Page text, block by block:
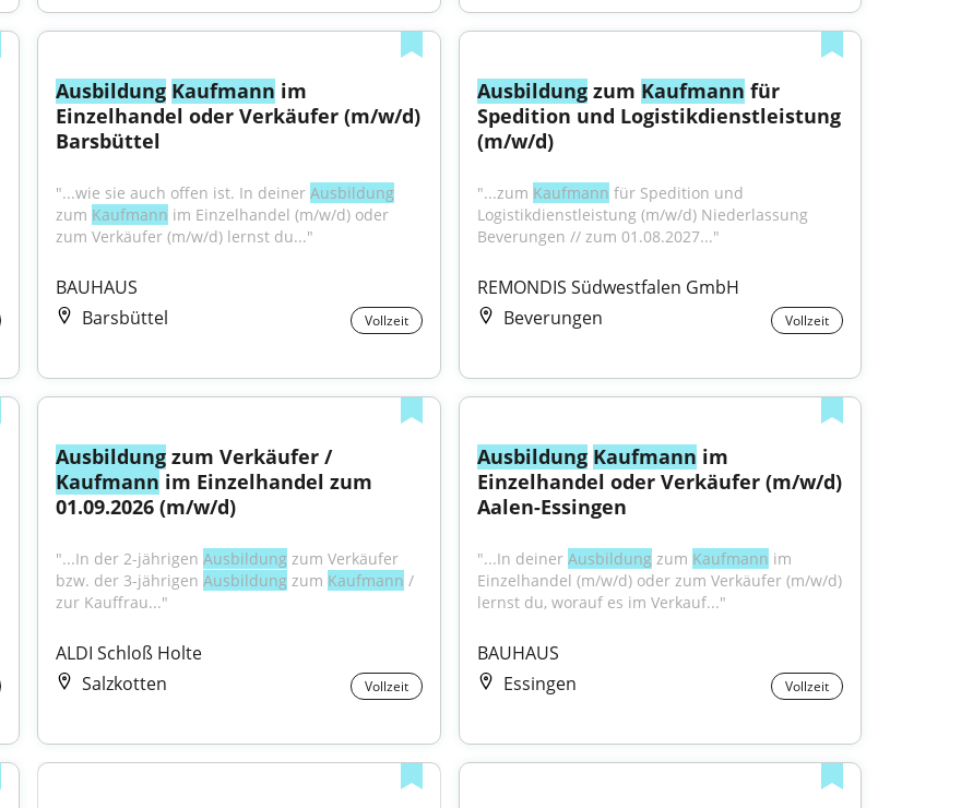
Ausbildung Kaufmann im
Einzelhandel oder Verkäufer (m/w/d)
Barsbüttel
"...wie sie auch offen ist. In deiner Ausbildung
zum Kaufmann im Einzelhandel (m/w/d) oder
zum Verkäufer (m/w/d) lernst du..."
BAUHAUS
Barsbüttel
Vollzeit
Ausbildung zum Kaufmann für
Spedition und Logistikdienstleistung
(m/w/d)
"...zum Kaufmann für Spedition und
Logistikdienstleistung (m/w/d) Niederlassung
Beverungen // zum 01.08.2027..."
REMONDIS Südwestfalen GmbH
Beverungen
Vollzeit
Ausbildung
zum Verkäufer /
Kaufmann im Einzelhandel zum
01.09.2026 (m/w/d)
"...In der 2-jährigen Ausbildung zum Verkäufer
bzw. der 3-jährigen Ausbildung zum Kaufmann /
zur Kauffrau..."
ALDI Schloß Holte
Salzkotten
Vollzeit
Ausbildung Kaufmann im
Einzelhandel oder Verkäufer (m/w/d)
Aalen-Essingen
"...In deiner Ausbildung zum Kaufmann im
Einzelhandel (m/w/d) oder zum Verkäufer (m/w/d)
lernst du, worauf es im Verkauf..."
BAUHAUS
Essingen
Vollzeit